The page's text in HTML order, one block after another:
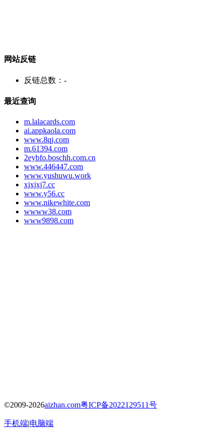
网站反链
反链总数： -
最近查询
m.lalacards.com
ai.appkaola.com
www.8qj.com
m.61394.com
2eybfo.boschh.com.cn
www.446447.com
www.yushuwu.work
xjxjxj7.cc
www.y56.cc
www.nikewhite.com
wwww38.com
www9898.com
©2009-2026aizhan.com粤ICP备2022129511号
手机端|电脑端